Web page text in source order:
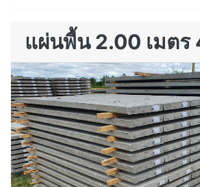
แผ่นพื้น 2.00 เมตร